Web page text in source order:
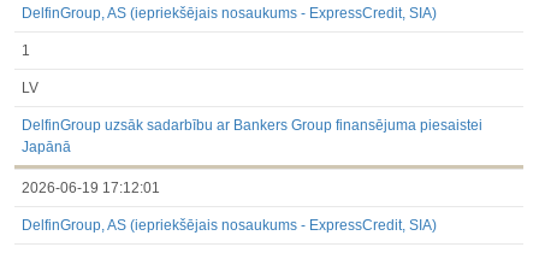
DelfinGroup, AS (iepriekšējais nosaukums - ExpressCredit, SIA)
1
LV
DelfinGroup uzsāk sadarbību ar Bankers Group finansējuma piesaistei
Japānā
2026-06-19 17:12:01
DelfinGroup, AS (iepriekšējais nosaukums - ExpressCredit, SIA)